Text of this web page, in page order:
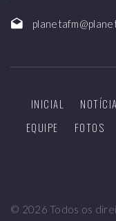
INICIAL
EQUIPE
FOTOS
© 2026 Todos os